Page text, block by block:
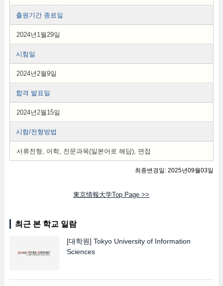
출원기간 종료일
2024년1월29일
시험일
2024년2월9일
합격 발표일
2024년2월15일
시험/전형방법
서류전형, 어학, 전문과목(일본어로 해답), 면접
최종변경일: 2025년09월03일
東京情報大学Top Page >>
최근 본 학교 일람
[대학원] Tokyo University of Information
Sciences